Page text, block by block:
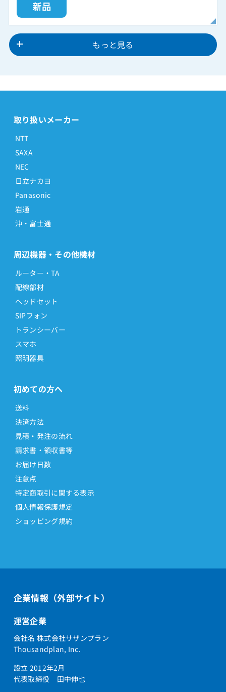
もっと見る
取り扱いメーカー
NTT
SAXA
NEC
日立ナカヨ
Panasonic
岩通
沖・富士通
周辺機器・その他機材
ルーター・TA
配線部材
ヘッドセット
SIPフォン
トランシーバー
スマホ
照明器具
初めての方へ
送料
決済方法
見積・発注の流れ
請求書・領収書等
お届け日数
注意点
特定商取引に関する表示
個人情報保護規定
ショッピング規約
企業情報（外部サイト）
運営企業
会社名 株式会社サザンプラン
Thousandplan, Inc.
設立 2012年2月
代表取締役 田中伸也